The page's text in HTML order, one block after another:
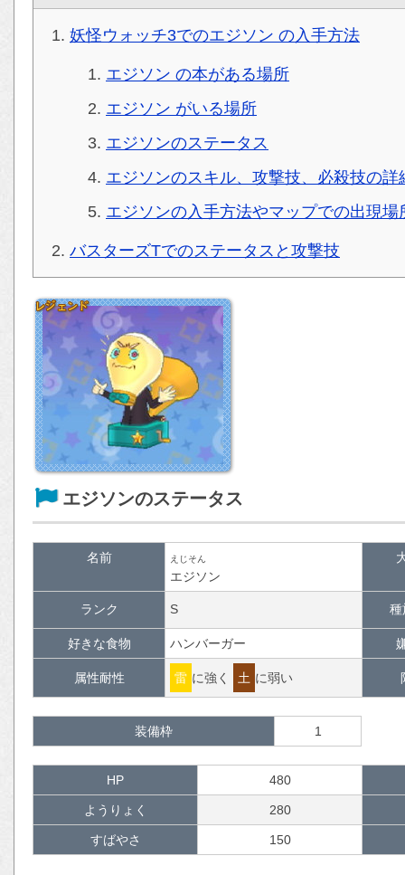
妖怪ウォッチ3でのエジソン の入手方法
エジソン の本がある場所
エジソン がいる場所
エジソンのステータス
エジソンのスキル、攻撃技、必殺技の詳
エジソンの入手方法やマップでの出現場
バスターズTでのステータスと攻撃技
エジソンのステータス
名前 えじそん
エジソン
ランク S 種
好きな食物 ハンバーガー
属性耐性 雷 に強く 土 に弱い
装備枠 1
HP 480
ようりょく 280
すばやさ 150